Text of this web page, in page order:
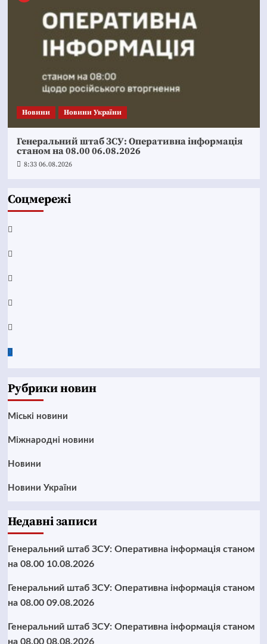
Новини Новини України
Генеральний штаб ЗСУ: Оперативна інформація
станом на 08.00 06.08.2026
8:33 06.08.2026
Соцмережі
Facebook
YouTube
Telegram
Instagram
Twitter
Google
Рубрики новин
Mіські новини
Міжнародні новини
Новини
Новини України
Недавні записи
Генеральний штаб ЗСУ: Оперативна інформація станом
на 08.00 10.08.2026
Генеральний штаб ЗСУ: Оперативна інформація станом
на 08.00 09.08.2026
Генеральний штаб ЗСУ: Оперативна інформація станом
на 08.00 08.08.2026